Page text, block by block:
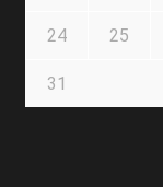
24 25
31